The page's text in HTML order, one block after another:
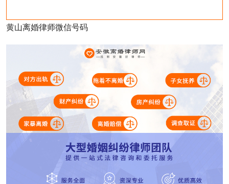
黄山离婚律师微信号码